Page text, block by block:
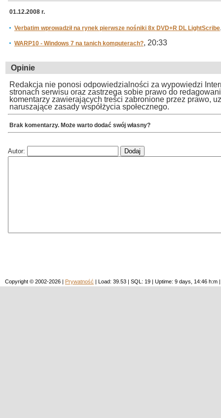
01.12.2008 r.
Verbatim wprowadził na rynek pierwsze nośniki 8x DVD+R DL LightScribe
WARP10 - Windows 7 na tanich komputerach?, 20:33
Opinie
Redakcja nie ponosi odpowiedzialności za wypowiedzi
stronach serwisu oraz zastrzega sobie prawo do
komentarzy zawierających treści zabronione przez prawo,
naruszające zasady współżycia społecznego.
Brak komentarzy. Może warto dodać swój własny?
Autor:
Copyright © 2002-2026 | Prywatność | Load: 39.53 | SQL: 19 | Uptime: 9 days, 14:46